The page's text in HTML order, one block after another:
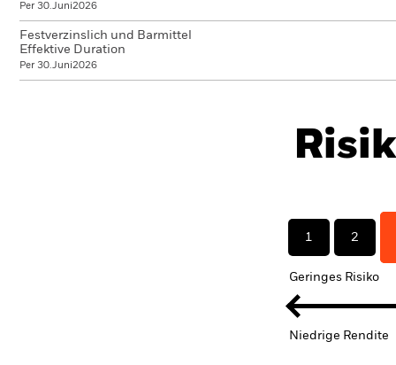
Per 30.Juni2026
Festverzinslich und Barmittel
Effektive Duration
Per 30.Juni2026
1 2
Geringes Risiko
Niedrige Rendite